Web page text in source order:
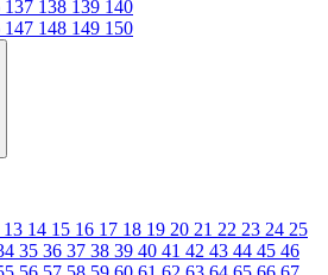
137 138 139 140
147 148 149 150
13 14 15 16 17 18 19 20 21 22 23 24 25
35 36 37 38 39 40 41 42 43 44 45 46